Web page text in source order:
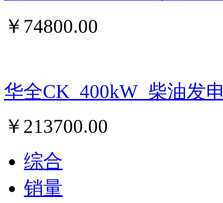
￥ 74800.00
华全CK_400kW_柴油发
￥ 213700.00
综合
销量